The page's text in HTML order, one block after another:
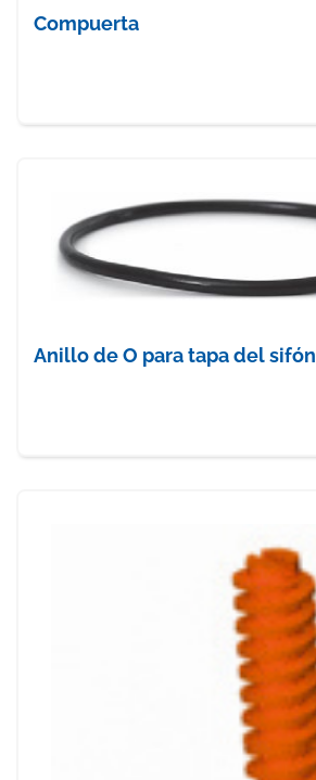
Compuerta
Anillo de O para tapa del sifón